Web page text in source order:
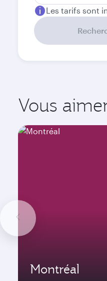
Les tarifs sont
Vous
Montréal